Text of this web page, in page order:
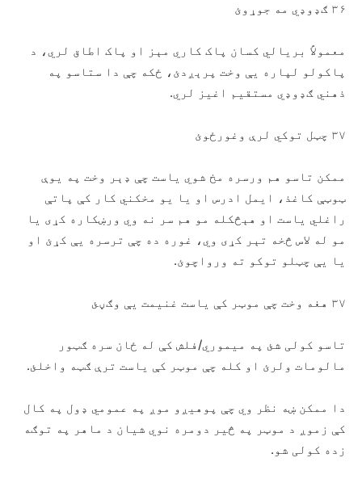
۳۶ ګډوډي مه جوړوئ
معمولاً بریالي کسان پاک کاري مېز او پاک اطاق لري، د
پاکولو لپاره يې وخت پرېږدئ، ځکه چې دا ستاسو په
ذهني ګډوډي مستقیم اغیز لري.
۳۷ چټل توکي لرې وغورځوئ
ممکن تاسو هم ورسره مخ شوي یاست چې ډېر وخت په يوې
ټوټې کاغذ، ایمل ادرس او يا يو مخکني کار کې پاتې
راغلي یاست او هېڅکله مو هم سر نه وي ورښکاره کړی يا
مو له لاس څخه تېر کړی وي، غوره ده چې ترسره يې کړئ او
يا يې چټلو توکو ته ورواچوئ.
۳۷ هغه وخت چې موټر کې ياست غنيمت يې وګڼئ
تاسو کولی شئ په ميموري/فلش کې له ځان سره ګټور
مالومات ولرئ او کله چې موټر کې ياست ترې ګټه واخلئ.
دا ممکن ښه نظر وي چې پوهیږو موږ په عمومي ډول په کال
کې زموږ د موټر په څیر دومره نوي شیان د ماهر په توګه
زده کولی شو.